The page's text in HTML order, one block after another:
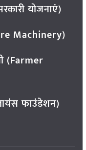
योजनाएं)
Machinery)
(Farmer
फाउंडेशन)